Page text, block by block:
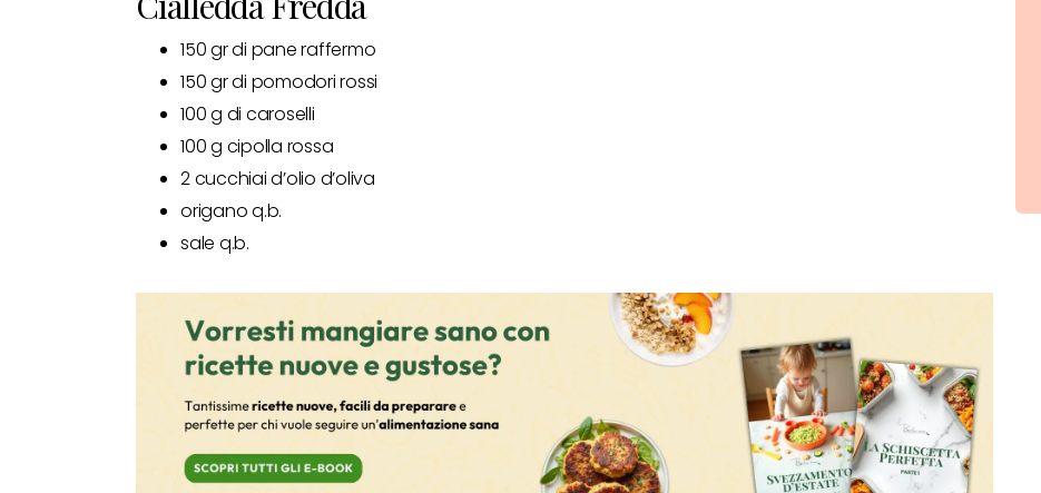
150 gr di pane raffermo
150 gr di pomodori rossi
100 g di caroselli
100 g cipolla rossa
2 cucchiai d’olio d’oliva
origano q.b.
sale q.b.